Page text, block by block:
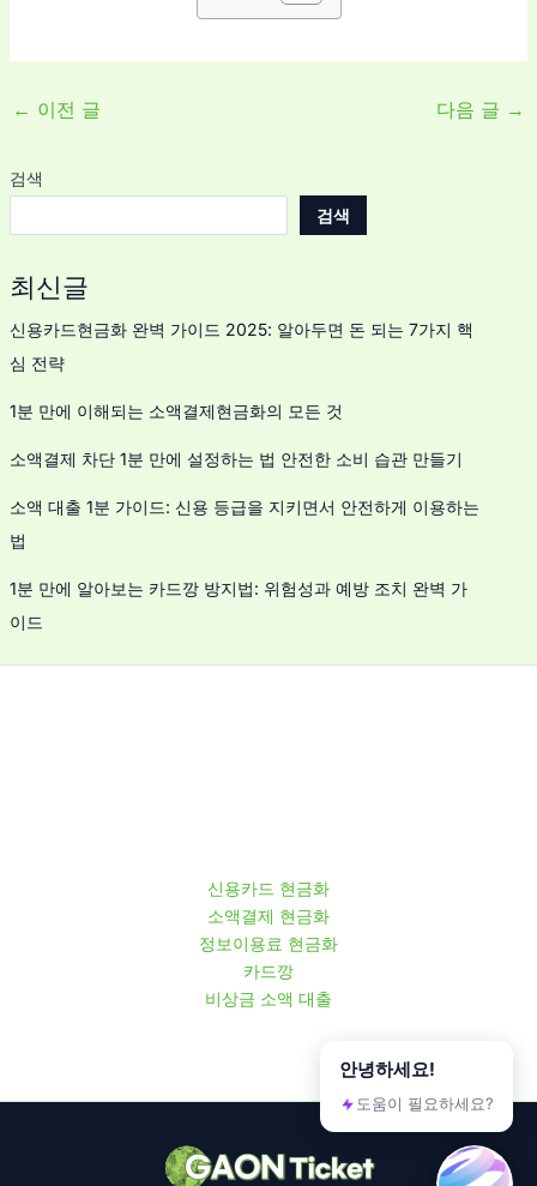
← 이전 글 다음 글 →
검색
검색
최신글
신용카드현금화 완벽 가이드 2025: 알아두면 돈 되는 7가지 핵
심 전략
1분 만에 이해되는 소액결제현금화의 모든 것
소액결제 차단 1분 만에 설정하는 법 안전한 소비 습관 만들기
소액 대출 1분 가이드: 신용 등급을 지키면서 안전하게 이용하는
법
1분 만에 알아보는 카드깡 방지법: 위험성과 예방 조치 완벽 가
이드
신용카드 현금화
소액결제 현금화
정보이용료 현금화
카드깡
비상금 소액 대출
안녕하세요!
도움이 필요하세요?